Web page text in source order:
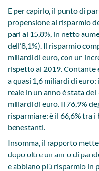
E per capirlo, il punto di
propensione al risparmio
pari al 15,8%, in netto
dell’8,1%). Il risparmio
miliardi di euro, con un
rispetto al 2019. Contante
a quasi 1,6 miliardi di euro:
reale in un anno è stata
miliardi di euro. Il 76,9%
risparmiare: è il 66,6% tra i
benestanti.
Insomma, il rapporto
dopo oltre un anno di
e abbiano più risparmio in